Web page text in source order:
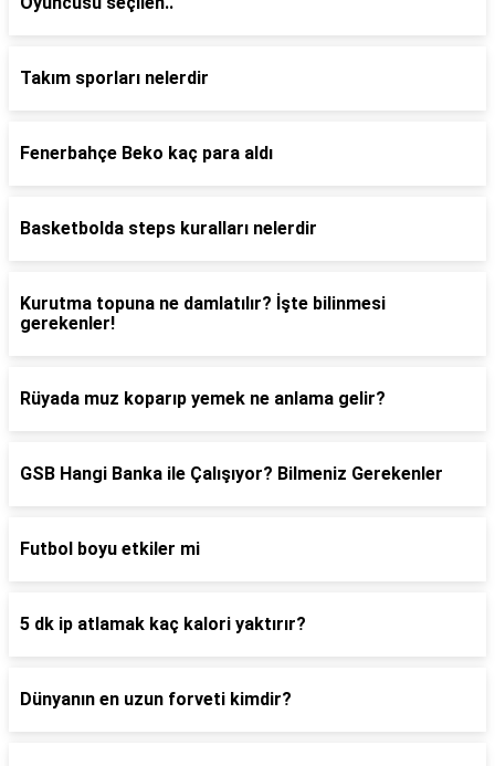
Takım sporları nelerdir
Fenerbahçe Beko kaç para aldı
Basketbolda steps kuralları nelerdir
Kurutma topuna ne damlatılır? İşte bilinmesi
gerekenler!
Rüyada muz koparıp yemek ne anlama gelir?
GSB Hangi Banka ile Çalışıyor? Bilmeniz Gerekenler
Futbol boyu etkiler mi
5 dk ip atlamak kaç kalori yaktırır?
Dünyanın en uzun forveti kimdir?